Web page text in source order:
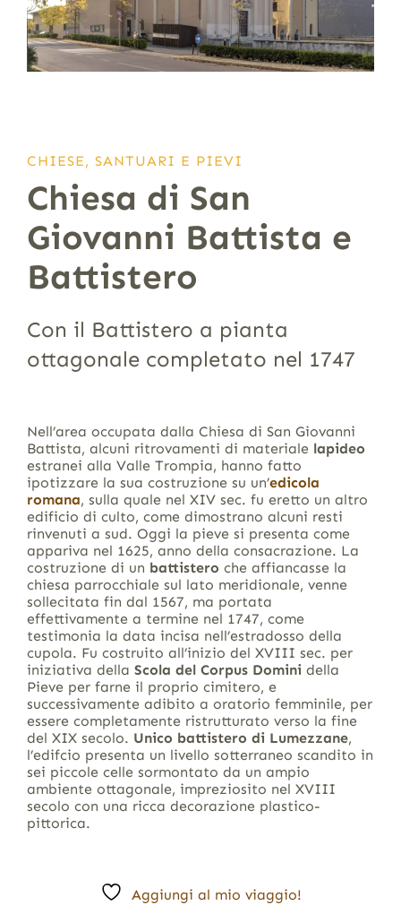
CHIESE, SANTUARI E PIEVI
Chiesa di San
Giovanni Battista e
Battistero
Con il Battistero a pianta
ottagonale completato nel 1747
Nell’area occupata dalla Chiesa di San Giovanni
Battista, alcuni ritrovamenti di materiale lapideo
estranei alla Valle Trompia, hanno fatto
ipotizzare la sua costruzione su un’edicola
romana, sulla quale nel XIV sec. fu eretto un altro
edificio di culto, come dimostrano alcuni resti
rinvenuti a sud. Oggi la pieve si presenta come
appariva nel 1625, anno della consacrazione. La
costruzione di un battistero che affiancasse la
chiesa parrocchiale sul lato meridionale, venne
sollecitata fin dal 1567, ma portata
effettivamente a termine nel 1747, come
testimonia la data incisa nell’estradosso della
cupola. Fu costruito all’inizio del XVIII sec. per
iniziativa della Scola del Corpus Dominidella
Pieve per farne il proprio cimitero, e
successivamente adibito a oratorio femminile, per
essere completamente ristrutturato verso la fine
del XIX secolo. Unico battistero di Lumezzane,
l’edifcio presenta un livello sotterraneo scandito in
sei piccole celle sormontato da un ampio
ambiente ottagonale, impreziosito nel XVIII
secolo con una ricca decorazione plastico-
pittorica.
Aggiungi al mio viaggio!